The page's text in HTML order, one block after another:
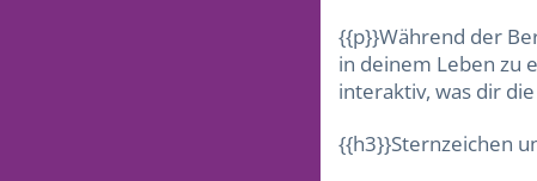
{{p}}Während der
in deinem Leben zu
interaktiv, was dir
{{h3}}Sternzeichen